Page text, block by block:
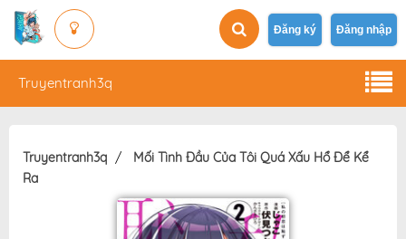
Đăng ký Đăng nhập
Truyentranh3q
Truyentranh3q
Mối Tình Đầu Của Tôi Quá Xấu Hổ Để Kể
Ra